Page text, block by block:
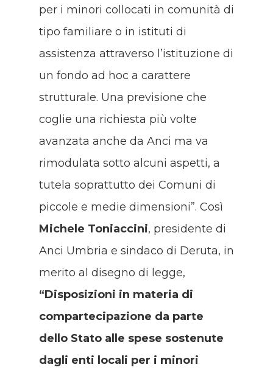
per i minori collocati in comunità di
tipo familiare o in istituti di
assistenza attraverso l’istituzione di
un fondo ad hoc a carattere
strutturale. Una previsione che
coglie una richiesta più volte
avanzata anche da Anci ma va
rimodulata sotto alcuni aspetti, a
tutela soprattutto dei Comuni di
piccole e medie dimensioni”. Così
Michele Toniaccini, presidente di
Anci Umbria e sindaco di Deruta, in
merito al disegno di legge,
“Disposizioni in materia di
compartecipazione da parte
dello Stato alle spese sostenute
dagli enti locali per i minori